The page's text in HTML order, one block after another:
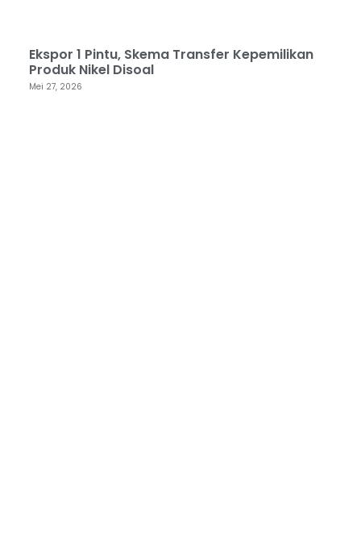
Ekspor 1 Pintu, Skema Transfer Kepemilikan
Produk Nikel Disoal
Mei 27, 2026